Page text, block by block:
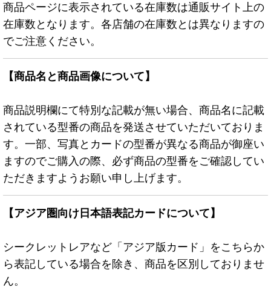
商品ページに表示されている在庫数は通販サイト上の
在庫数となります。各店舗の在庫数とは異なりますの
でご注意ください。
【商品名と商品画像について】
商品説明欄にて特別な記載が無い場合、商品名に記載
されている型番の商品を発送させていただいておりま
す。一部、写真とカードの型番が異なる商品が御座い
ますのでご購入の際、必ず商品の型番をご確認してい
ただきますようお願い申し上げます。
【アジア圏向け日本語表記カードについて】
シークレットレアなど「アジア版カード」をこちらか
ら表記している場合を除き、商品を区別しておりませ
ん。